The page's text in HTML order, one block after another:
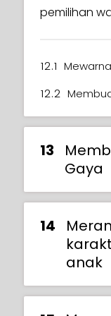
pemilihan
12.1
12.2
13
Gaya
14
anak